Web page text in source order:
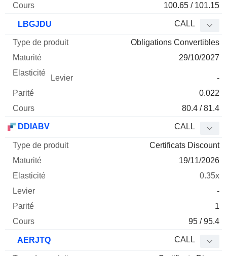
100.65 / 101.15
LBGJDU CALL
Obligations Convertibles
29/10/2027
-
0.022
80.4 / 81.4
DDIABV CALL
Certificats Discount
19/11/2026
0.35x
-
1
95 / 95.4
AERJTQ CALL